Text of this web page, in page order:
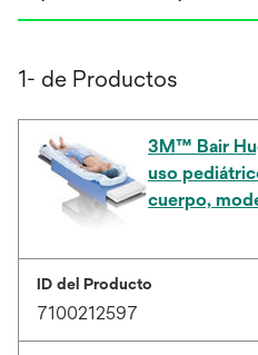
1- de Productos
3M™ Bair
uso
cuerpo,
ID del Producto
7100212597